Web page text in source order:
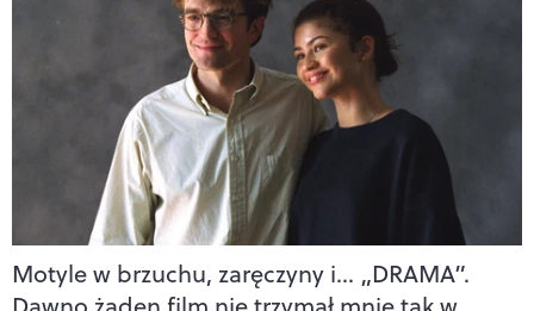
Motyle w brzuchu, zaręczyny i… „DRAMA”.